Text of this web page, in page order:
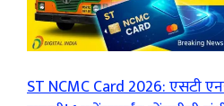
ST NCMC Card 2026: एसटी